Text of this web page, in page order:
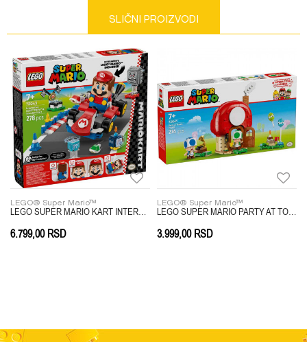
Anti-spam zaštita - izračunajte koliko je 4 + 1 :
POŠALJI
SLIČNI PROIZVODI
LEGO® Super Mario™
6.799,00 RSD
LEGO® Super Mario™
3.999,00 RSD